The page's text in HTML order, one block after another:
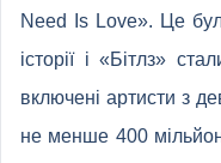
Need Is Love». Це
історії і «Бітлз»
включені артисти з
не менше 400